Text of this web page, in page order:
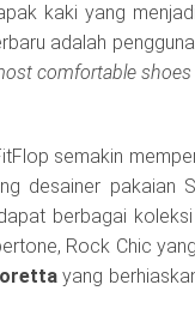
kaki yang
adalah
comfortable
semakin
desainer pakaian
berbagai
Rock Chic
yang